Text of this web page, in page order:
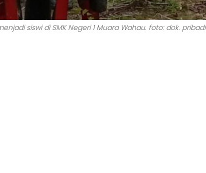
siswi di SMK Negeri 1 Muara Wahau. foto: dok. pribadi